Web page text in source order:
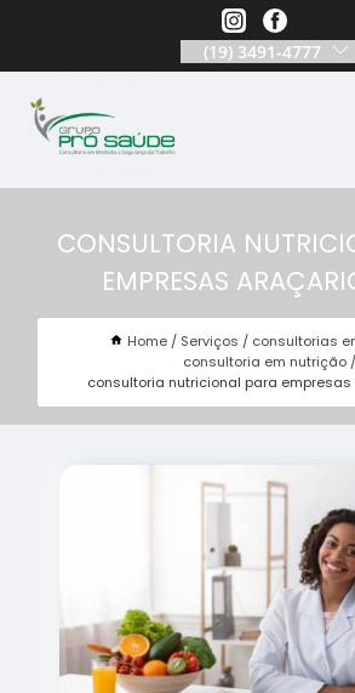
(19) 3491-4777
CONSULTORIA
EMPRESAS
Home Serviços
consultorias
consultoria em nutrição
consultoria nutricional para